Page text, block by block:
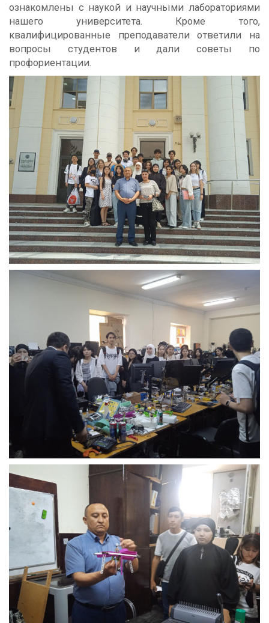
ознакомлены с наукой и научными лабораториями
нашего университета. Кроме того,
квалифицированные преподаватели ответили на
вопросы студентов и дали советы по
профориентации.